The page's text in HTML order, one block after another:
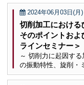
2024年06月03日(月)
切削加工における
そのポイントお
ラインセミナー＞
～ 切削力に起因す
の振動特性、旋削・